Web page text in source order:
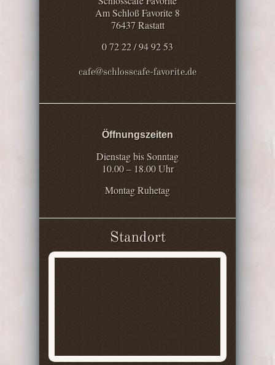
Am Schloß Favorite 8
76437 Rastatt
0 72 22 / 94 92 53
cafe@schlosscafe-favorite.de
Öffnungszeiten
Dienstag bis Sonntag
10.00 – 18.00 Uhr
Montag Ruhetag
Standort